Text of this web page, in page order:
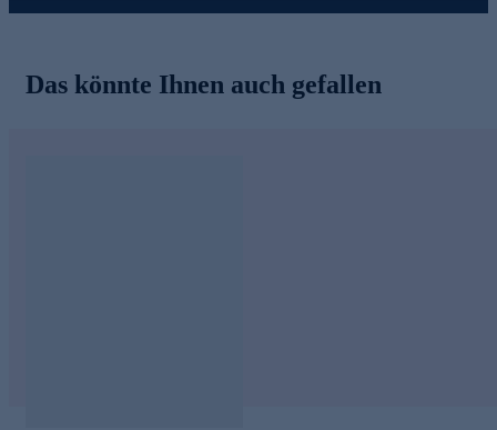
Das könnte Ihnen auch gefallen